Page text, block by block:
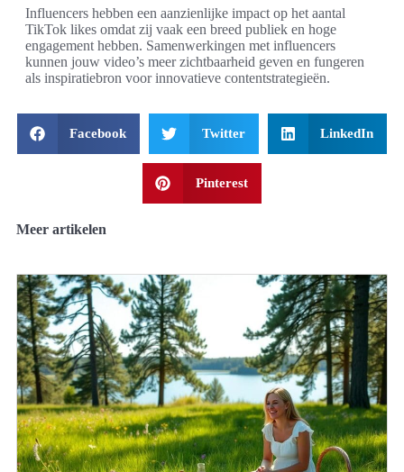
Influencers hebben een aanzienlijke impact op het aantal
TikTok likes omdat zij vaak een breed publiek en hoge
engagement hebben. Samenwerkingen met influencers
kunnen jouw video’s meer zichtbaarheid geven en fungeren
als inspiratiebron voor innovatieve contentstrategieën.
Facebook Twitter LinkedIn
Pinterest
Meer artikelen